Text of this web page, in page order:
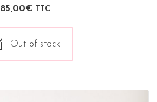
85,00€ TTC
Out of stock